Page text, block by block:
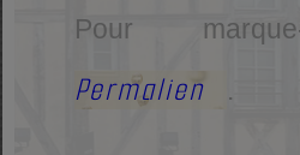
Pour
Permalien .